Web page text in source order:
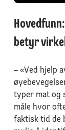
betyr
– «Ved hjelp
typer mat og
måle hvor
faktisk tid de